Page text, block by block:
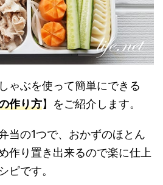
ゃぶを使って簡単にできる
作り方】をご紹介します。
当の1つで、おかずのほとん
作り置き出来るので楽に仕上
ピです。